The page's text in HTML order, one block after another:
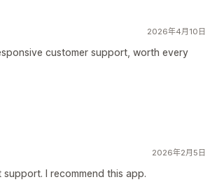
2026年4月10日
customer support, worth every
2026年2月5日
I recommend this app.